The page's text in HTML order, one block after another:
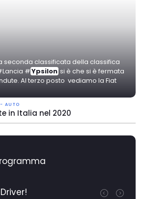
seconda classificata della classifica
#Ypsilon si è che si è fermata
Al terzo posto vediamo la Fiat
AUTO
in Italia nel 2020